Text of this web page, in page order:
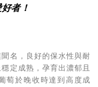
者！
名，良好的保水性與耐
定成熟，孕育出濃郁且
萄於晚收時達到高度成